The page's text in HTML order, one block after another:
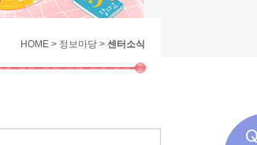
HOME > 정보마당 > 센터소식